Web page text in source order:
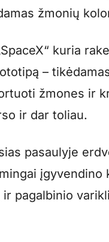
žmonių
kuria
–
žmones ir
ir dar toliau.
pasaulyje
įgyvendino
pagalbinio